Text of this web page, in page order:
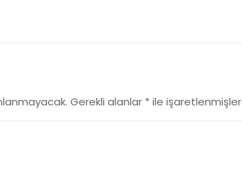
Gerekli alanlar * ile